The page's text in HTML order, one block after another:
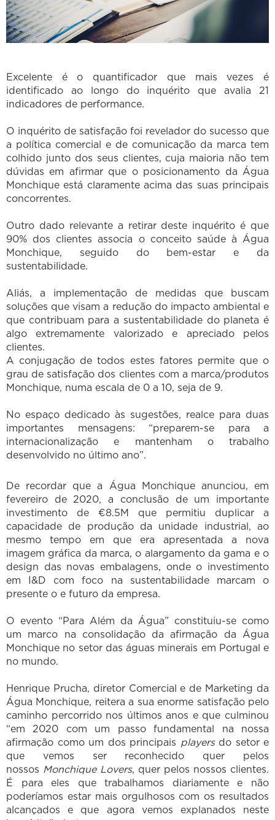
Excelente é o quantificador que mais vezes é
identificado ao longo do inquérito que avalia 21
indicadores de performance.
O inquérito de satisfação foi revelador do sucesso que
a política comercial e de comunicação da marca tem
colhido junto dos seus clientes, cuja maioria não tem
dúvidas em afirmar que o posicionamento da Água
Monchique está claramente acima das suas principais
concorrentes.
Outro dado relevante a retirar deste inquérito é que
90% dos clientes associa o conceito saúde à Água
Monchique, seguido do bem-estar e da
sustentabilidade.
Aliás, a implementação de medidas que buscam
soluções que visam a redução do impacto ambiental e
que contribuam para a sustentabilidade do planeta é
algo extremamente valorizado e apreciado pelos
clientes.
A conjugação de todos estes fatores permite que o
grau de satisfação dos clientes com a marca/produtos
Monchique, numa escala de 0 a 10, seja de 9.
No espaço dedicado às sugestões, realce para duas
importantes mensagens: “preparem-se para a
internacionalização e mantenham o trabalho
desenvolvido no último ano”.
De recordar que a Água Monchique anunciou, em
fevereiro de 2020, a conclusão de um importante
investimento de €8.5M que permitiu duplicar a
capacidade de produção da unidade industrial, ao
mesmo tempo em que era apresentada a nova
imagem gráfica da marca, o alargamento da gama e o
design das novas embalagens, onde o investimento
em I&D com foco na sustentabilidade marcam o
presente o e futuro da empresa.
O evento “Para Além da Água” constituiu-se como
um marco na consolidação da afirmação da Água
Monchique no setor das águas minerais em Portugal e
no mundo.
Henrique Prucha, diretor Comercial e de Marketing da
Água Monchique, reitera a sua enorme satisfação pelo
caminho percorrido nos últimos anos e que culminou
“em 2020 com um passo fundamental na nossa
afirmação como um dos principais playersdo setor e
que vemos ser reconhecido quer pelos
nossos Monchique Lovers, quer pelos nossos clientes.
É para eles que trabalhamos diariamente e não
poderíamos estar mais orgulhosos com os resultados
alcançados e que agora vemos explanados neste